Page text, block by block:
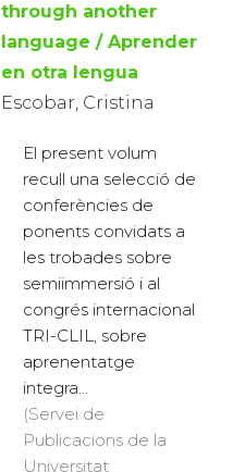
through another
language / Aprender
en otra lengua
Escobar, Cristina
El present volum
recull una selecció de
conferències de
ponents convidats a
les trobades sobre
semiimmersió i al
congrés internacional
TRI-CLIL, sobre
aprenentatge
integra...
(Servei de
Publicacions de la
Universitat